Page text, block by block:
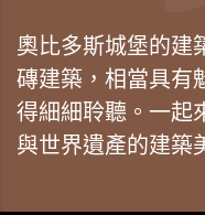
奧比多斯城堡的建
磚建築，相當具有
得細細聆聽。一起
與世界遺產的建築